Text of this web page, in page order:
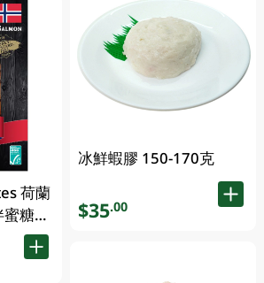
荷蘭
糖芥
冰鮮蝦膠 150-170克
$35.00